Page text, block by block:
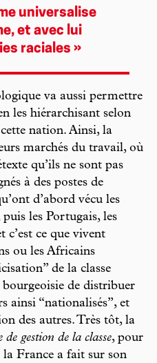
­universalise
et avec lui
raciales »
va aussi permettre
les hiérarchisant selon
nation. Ainsi, la
marchés du travail, où
qu’ils ne sont pas
à des postes de
d’abord vécu les
les Portugais, les
c’est ce que vivent
ou les Africains
de la classe
de distribuer
ainsi “nationalisés”, et
des autres. Très tôt, la
de gestion de la classe, pour
France a fait sur son